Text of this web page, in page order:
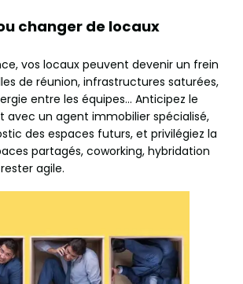
changer de locaux
vos locaux peuvent devenir un frein
de réunion, infrastructures saturées,
entre les équipes… Anticipez le
avec un agent immobilier spécialisé,
des espaces futurs, et privilégiez la
partagés, coworking, hybridation
agile.